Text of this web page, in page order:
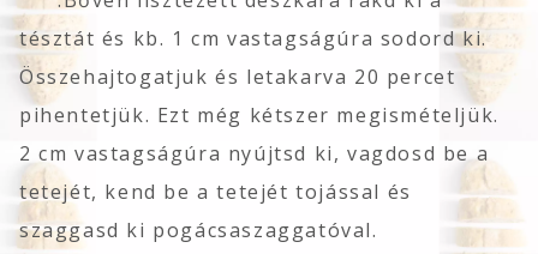
tésztát és kb. 1 cm vastagságúra sodord ki.
Összehajtogatjuk és letakarva 20 percet
pihentetjük. Ezt még kétszer megismételjük.
2 cm vastagságúra nyújtsd ki, vagdosd be a
tetejét, kend be a tetejét tojással és
szaggasd ki pogácsaszaggatóval.